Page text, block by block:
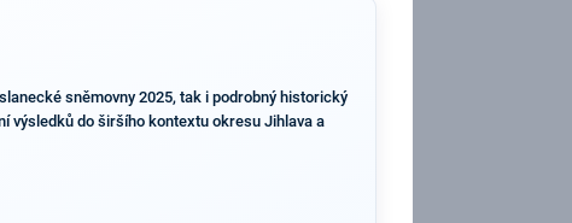
sněmovny 2025, tak i podrobný historický
výsledků do širšího kontextu okresu Jihlava a